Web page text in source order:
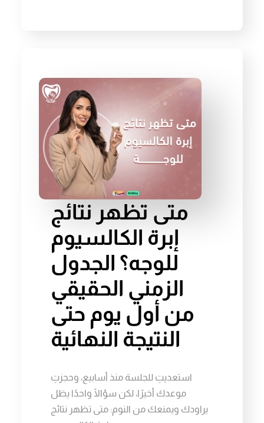
متى تظهر نتائج
إبرة الكالسيوم
للوجه؟ الجدول
الزمني الحقيقي
من أول يوم حتى
النتيجة النهائية
استعديتِ للجلسة منذ أسابيع، وحجزتِ
موعدك أخيرًا، لكن سؤالًا واحدًا يظل
يراودك ويمنعك من النوم: متى تظهر نتائج